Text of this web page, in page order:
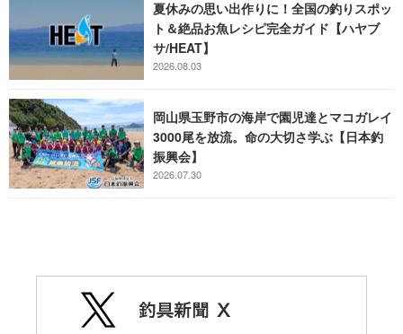
夏休みの思い出作りに！全国の釣りスポッ
ト＆絶品お魚レシピ完全ガイド【ハヤブ
サ/HEAT】
2026.08.03
岡山県玉野市の海岸で園児達とマコガレイ
3000尾を放流。命の大切さ学ぶ【日本釣
振興会】
2026.07.30